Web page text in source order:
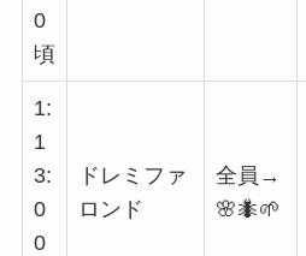
0
頃
1:
1
3:
0
0
ドレミファ
ロンド
全員→
🌸🐜🌱